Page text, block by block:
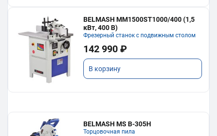
BELMASH MM1500ST1000/400 (1,5
кВт, 400 В)
Фрезерный станок с подвижным столом
142 990 ₽
В корзину
BELMASH MS B-305H
Торцовочная пила